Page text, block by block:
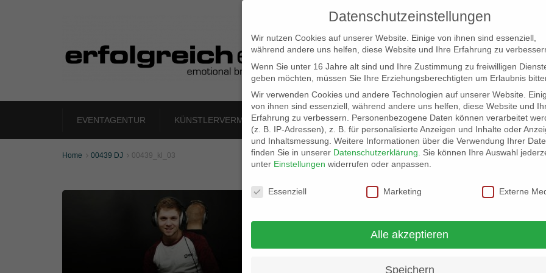
EVENTAGENTUR KÜNSTLERVERMITTLUNG LOCATION SCOUT ELB-LOCATION: PANORAMA
Home  00439 DJ  00439_kl_03
Datenschutzeinstellungen
Wir nutzen Cookies auf unserer Website. Einige von ihnen sind essenziell,
während andere uns helfen, diese Website und Ihre Erfahrung zu
Wenn Sie unter 16 Jahre alt sind und Ihre Zustimmung zu freiwilligen
geben möchten, müssen Sie Ihre Erziehungsberechtigten um Erlaubnis
Wir verwenden Cookies und andere Technologien auf unserer Website.
von ihnen sind essenziell, während andere uns helfen, diese Website und
Erfahrung zu verbessern.
Personenbezogene Daten können verarbeitet
(z. B. IP-Adressen), z. B. für personalisierte Anzeigen und Inhalte oder
und Inhaltsmessung. Weitere Informationen über die Verwendung Ihrer
finden Sie in unserer Datenschutzerklärung
Sie können Ihre Auswahl
unter Einstellungen widerrufen oder anpassen.
Datenschutzeinstellungen
Essenziell Marketing Externe
Alle akzeptieren
Speichern